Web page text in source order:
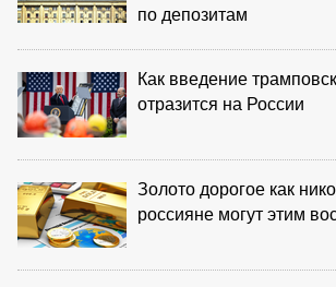
по депозитам
Как введение
отразится на России
Золото дорогое как
россияне могут этим